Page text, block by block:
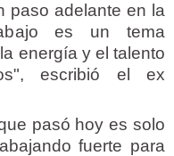
paso adelante en la
es un tema
energía y el talento
escribió el ex
pasó hoy es solo
fuerte para